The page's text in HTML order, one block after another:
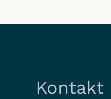
Kontakt